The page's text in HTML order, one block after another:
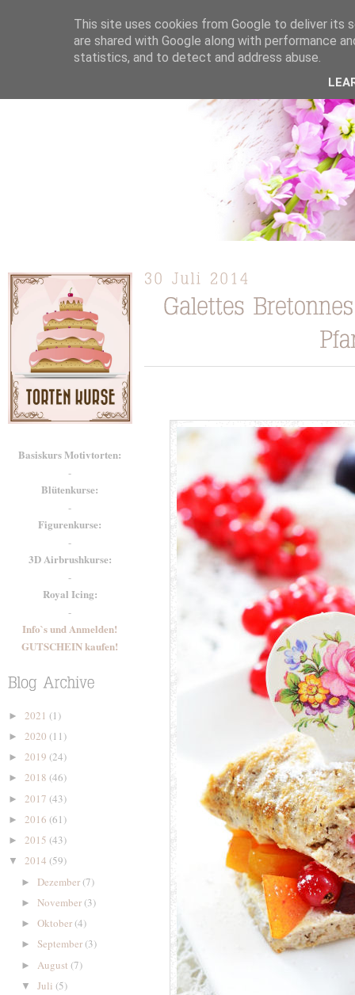
ÜBER MICH KOOPERATION TORTEN / KUCHEN /
Basiskurs Motivtorten:
-
Blütenkurse:
-
Figurenkurse:
-
3D Airbrushkurse:
-
Royal Icing:
-
Info`s und Anmelden!
GUTSCHEIN kaufen!
► 2021 (1)
► 2020 (11)
► 2019 (24)
► 2018 (46)
► 2017 (43)
► 2016 (61)
► 2015 (43)
▼ 2014 (59)
► Dezember(7)
► November(3)
► Oktober(4)
► September(3)
► August (7)
▼ Juli (5)
This site uses cookies from Google to deliver its
are shared with Google along with performance
statistics, and to detect and address abuse.